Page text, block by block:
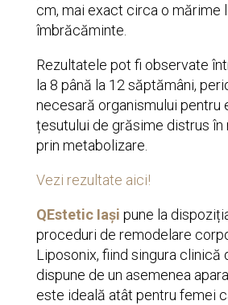
cm, mai exact circa o mărime
îmbrăcăminte.
Rezultatele pot fi observate
la 8 până la 12 săptămâni,
necesară organismului pentru
țesutului de grăsime distrus în
prin metabolizare.
Vezi rezultate aici!
QEstetic Iași pune la
proceduri de remodelare
Liposonix, fiind singura clinică
dispune de un asemenea
este ideală atât pentru femei